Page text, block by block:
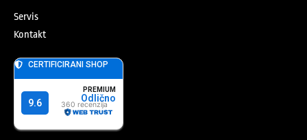
Servis
Kontakt